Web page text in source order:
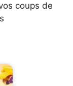
coups de